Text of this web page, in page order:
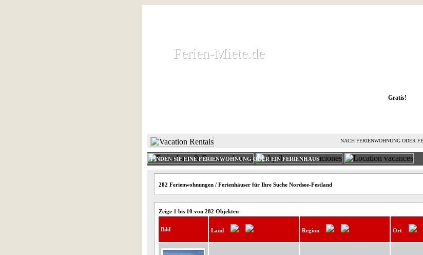
Ferien-Miete.de
Ferien-Miete.de
Gratis!
NACH FERIENWOHNUNG ODER
FINDEN SIE EINE FERIENWOHNUNG ODER EIN FERIENHAUS
282 Ferienwohnungen / Ferienhäuser für Ihre Suche Nordsee-Festland
Zeige 1 bis 10 von 282 Objekten
Bild Land Region Ort